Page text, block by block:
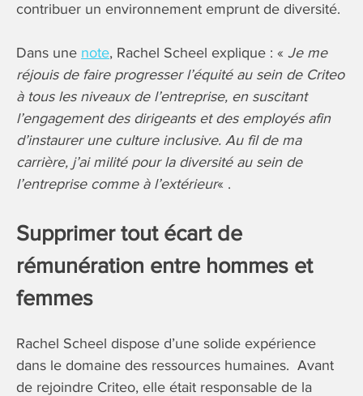
contribuer un environnement emprunt de diversité.
Dans une note, Rachel Scheel explique : « Je me
réjouis de faire progresser l’équité au sein de Criteo
à tous les niveaux de l’entreprise, en suscitant
l’engagement des dirigeants et des employés afin
d’instaurer une culture inclusive. Au fil de ma
carrière, j’ai milité pour la diversité au sein de
l’entreprise comme à l’extérieur« .
Supprimer tout écart de
rémunération entre hommes et
femmes
Rachel Scheel dispose d’une solide expérience
dans le domaine des ressources humaines. Avant
de rejoindre Criteo, elle était responsable de la